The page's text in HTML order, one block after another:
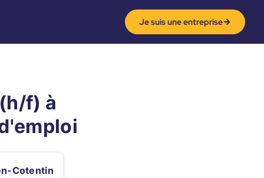
Je suis une entreprise
f) à
Cotentin